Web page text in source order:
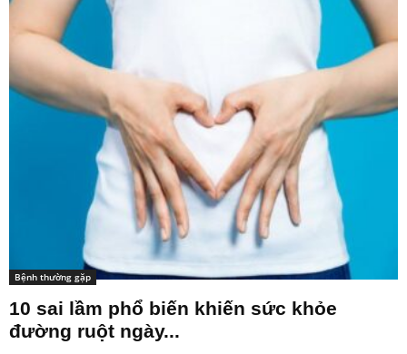
Bệnh thường gặp
10 sai lầm phổ biến khiến sức khỏe
đường ruột ngày...